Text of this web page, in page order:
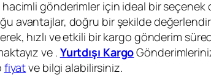
gönderimler için ideal bir seçenek
avantajlar, doğru bir şekilde
hızlı ve etkili bir kargo gönderim
ve . Yurtdışı Kargo
fiyatve bilgi alabilirsiniz.